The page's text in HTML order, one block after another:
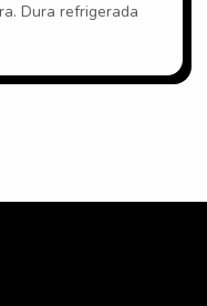
Dura refrigerada